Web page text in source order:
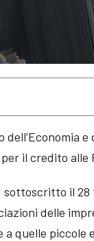
dell’Economia
il credito alle
sottoscritto il 28
delle
a quelle piccole